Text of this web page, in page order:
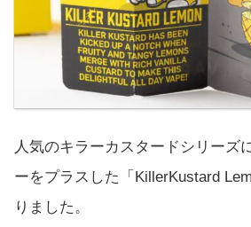
人気のキラーカスタードシリーズ
ーをプラスした「KillerKustard
りました。